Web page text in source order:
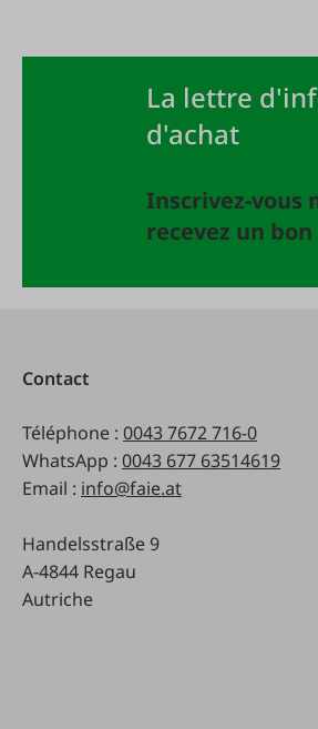
La lettre
d'achat
Inscrivez-vous
recevez un bon
Contact
Téléphone : 0043 7672 716-0
WhatsApp : 0043 677 63514619
Email : info@faie.at
Handelsstraße 9
A-4844 Regau
Autriche